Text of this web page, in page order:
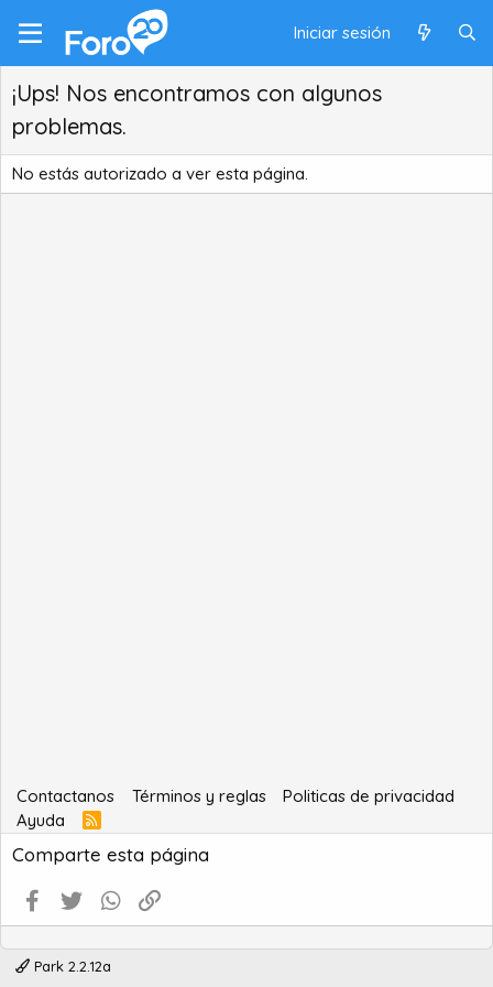
Iniciar sesión
¡Ups! Nos encontramos con algunos
problemas.
No estás autorizado a ver esta página.
Contactanos Términos y reglas
Politicas de privacidad
Ayuda
R
S
S
Comparte esta página
Facebook
Twitter WhatsApp
Park 2.2.12a